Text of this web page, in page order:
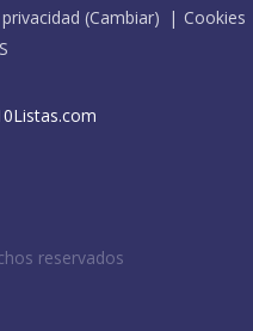
(Cambiar)
Cookies
reservados